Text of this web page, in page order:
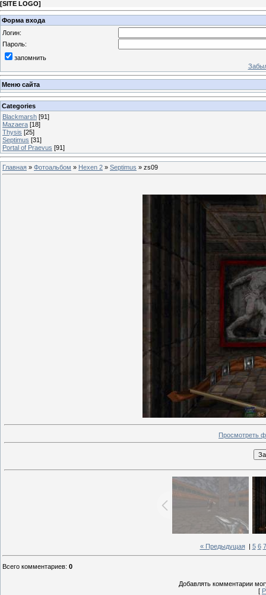
[SITE LOGO]
Форма входа
Логин:
Пароль:
запомнить
Меню сайта
Categories
Blackmarsh [91]
Mazaera [18]
Thysis [25]
Septimus [31]
Portal of Praevus [91]
Главная » Фотоальбом » Hexen 2 » Septimus » zs09
Просмотреть
« Предыдущая| 5 6 7
Всего комментариев: 0
Добавлять комментарии
[